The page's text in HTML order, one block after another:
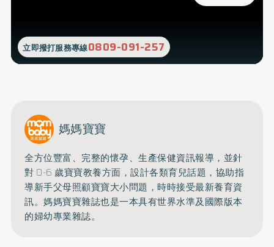
立即撥打服務專線0809-091-257
媽媽寶寶
全方位豐富、完整的懷孕、生產保健資訊報導，並針
對 0-6 歲寶寶教養方面，設計各類育兒話題，協助指
導新手父母照顧寶寶大小問題，時時接受最新養育資
訊。媽媽寶寶雜誌也是一本具有世界水準及國際版本
的婦幼專業雜誌。